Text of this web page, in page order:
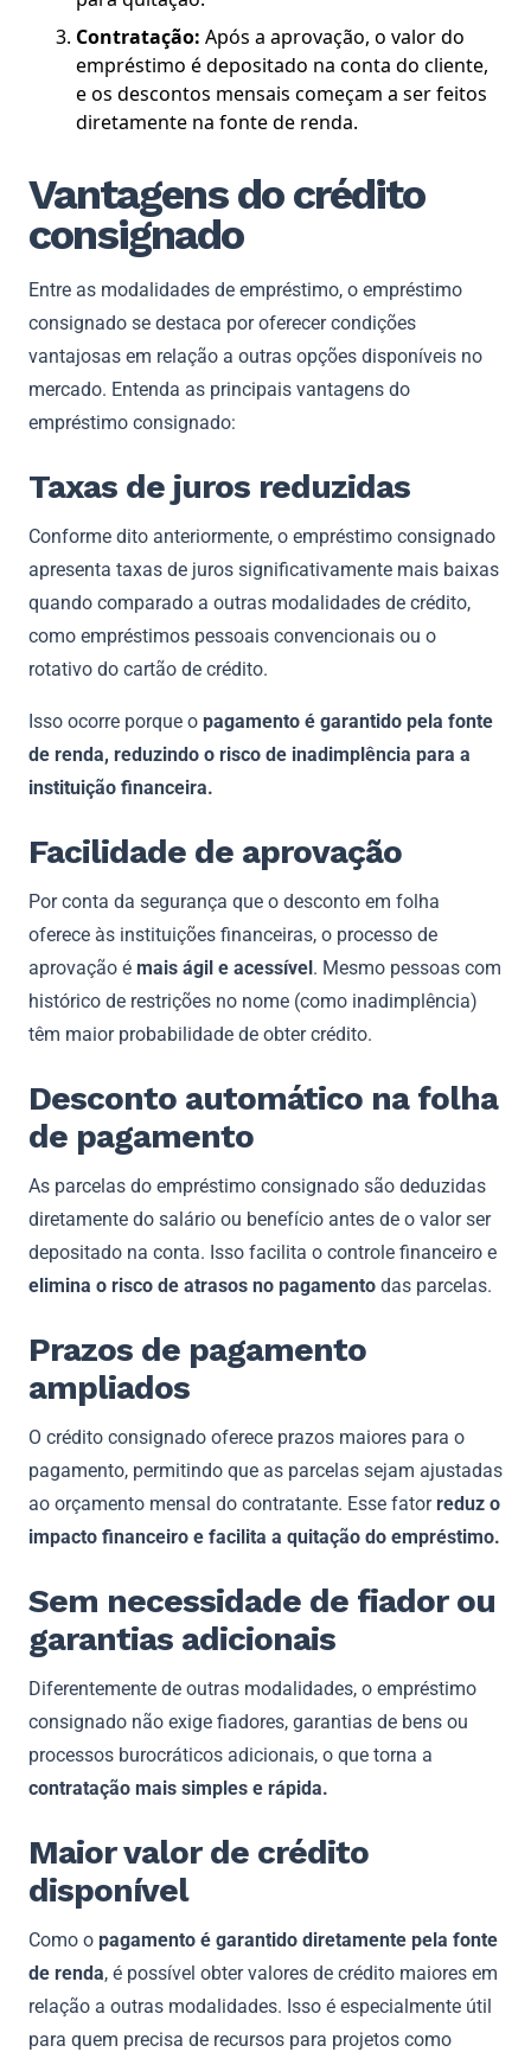
Contratação: Após a aprovação, o valor do
empréstimo é depositado na conta do cliente,
e os descontos mensais começam a ser feitos
diretamente na fonte de renda.
Vantagens do crédito
consignado
Entre as modalidades de empréstimo, o empréstimo
consignado se destaca por oferecer condições
vantajosas em relação a outras opções disponíveis no
mercado. Entenda as principais vantagens do
empréstimo consignado:
Taxas de juros reduzidas
Conforme dito anteriormente, o empréstimo consignado
apresenta taxas de juros significativamente mais baixas
quando comparado a outras modalidades de crédito,
como empréstimos pessoais convencionais ou o
rotativo do cartão de crédito.
Isso ocorre porque o pagamento é garantido pela fonte
de renda, reduzindo o risco de inadimplência para a
instituição financeira.
Facilidade de aprovação
Por conta da segurança que o desconto em folha
oferece às instituições financeiras, o processo de
aprovação é mais ágil e acessível. Mesmo pessoas com
histórico de restrições no nome (como inadimplência)
têm maior probabilidade de obter crédito.
Desconto automático na folha
de pagamento
As parcelas do empréstimo consignado são deduzidas
diretamente do salário ou benefício antes de o valor ser
depositado na conta. Isso facilita o controle financeiro e
elimina o risco de atrasos no pagamento das parcelas.
Prazos de pagamento
ampliados
O crédito consignado oferece prazos maiores para o
pagamento, permitindo que as parcelas sejam ajustadas
ao orçamento mensal do contratante. Esse fatorreduz o
impacto financeiro e facilita a quitação do empréstimo.
Sem necessidade de fiador ou
garantias adicionais
Diferentemente de outras modalidades, o empréstimo
consignado não exige fiadores, garantias de bens ou
processos burocráticos adicionais, o que torna a
contratação mais simples e rápida.
Maior valor de crédito
disponível
Como o pagamento é garantido diretamente pela fonte
de renda, é possível obter valores de crédito maiores em
relação a outras modalidades. Isso é especialmente útil
para quem precisa de recursos para projetos como